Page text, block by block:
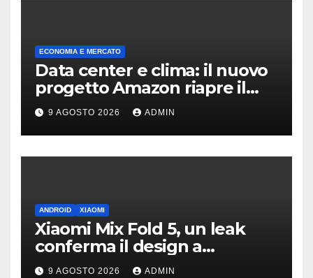
ECONOMIA E MERCATO
Data center e clima: il nuovo
progetto Amazon riapre il
dibattito sulle emissioni
9 AGOSTO 2026 ADMIN
ANDROID XIAOMI
Xiaomi Mix Fold 5, un leak
conferma il design a
passaporto e HyperOS 4
9 AGOSTO 2026 ADMIN